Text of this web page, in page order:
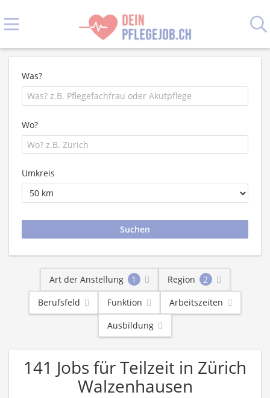
Was?
Wo?
Umkreis
Art der Anstellung 1 Region
2
Berufsfeld
Funktion
Arbeitszeiten
Ausbildung
141 Jobs für Teilzeit in Zürich
Walzenhausen